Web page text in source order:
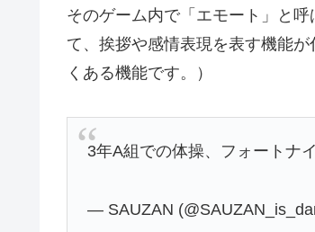
そのゲーム内で「エモート」と
て、挨拶や感情表現を表す機能
くある機能です。）
3年A組での体操、フォートナ
— SAUZAN